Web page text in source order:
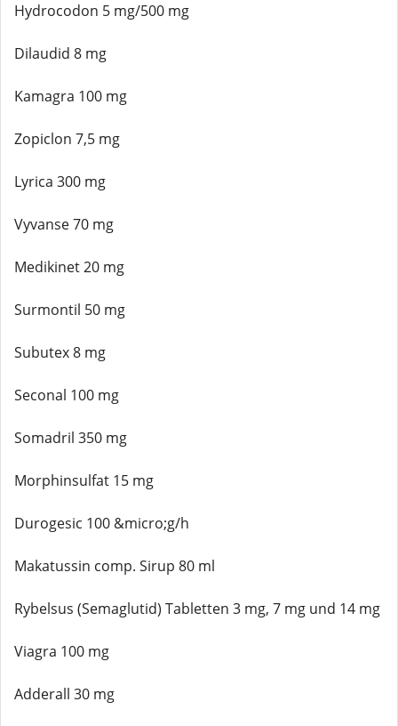
Hydrocodon 5 mg/500 mg
Dilaudid 8 mg
Kamagra 100 mg
Zopiclon 7,5 mg
Lyrica 300 mg
Vyvanse 70 mg
Medikinet 20 mg
Surmontil 50 mg
Subutex 8 mg
Seconal 100 mg
Somadril 350 mg
Morphinsulfat 15 mg
Durogesic 100 &micro;g/h
Makatussin comp. Sirup 80 ml
Rybelsus (Semaglutid) Tabletten 3 mg, 7 mg und 14 mg
Viagra 100 mg
Adderall 30 mg